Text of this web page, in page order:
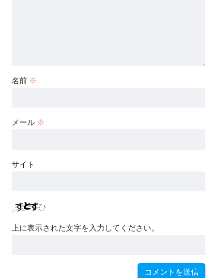
名前 ※
メール ※
サイト
上に表示された文字を入力してください。